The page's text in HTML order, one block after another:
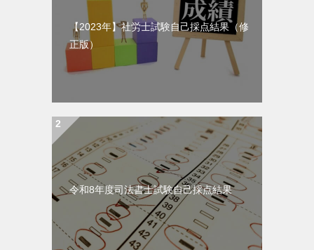
【2023年】社労士試験自己採点結果（修
正版）
令和8年度司法書士試験自己採点結果